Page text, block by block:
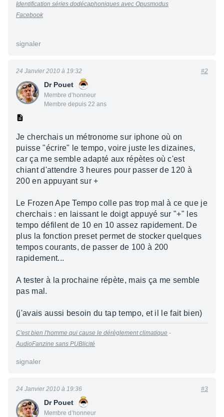
Identification séries dodécaphoniques avec Opusmodus
Facebook
signaler
Dr Pouet
Membre d’honneur
Membre depuis 22 ans
24 Janvier 2010 à 19:32 #2
Je cherchais un métronome sur iphone où on
puisse "écrire" le tempo, voire juste les dizaines,
car ça me semble adapté aux répètes où c'est
chiant d'attendre 3 heures pour passer de 120 à
200 en appuyant sur +
Le Frozen Ape Tempo colle pas trop mal à ce que je
cherchais : en laissant le doigt appuyé sur "+" les
tempo défilent de 10 en 10 assez rapidement. De
plus la fonction preset permet de stocker quelques
tempos courants, de passer de 100 à 200
rapidement...
A tester à la prochaine répète, mais ça me semble
pas mal.
(j'avais aussi besoin du tap tempo, et il le fait bien)
C'est bien l'homme qui cause le dérèglement climatique -
AudioFanzine sans PUBlicité
signaler
Dr Pouet
Membre d’honneur
24 Janvier 2010 à 19:36 #3